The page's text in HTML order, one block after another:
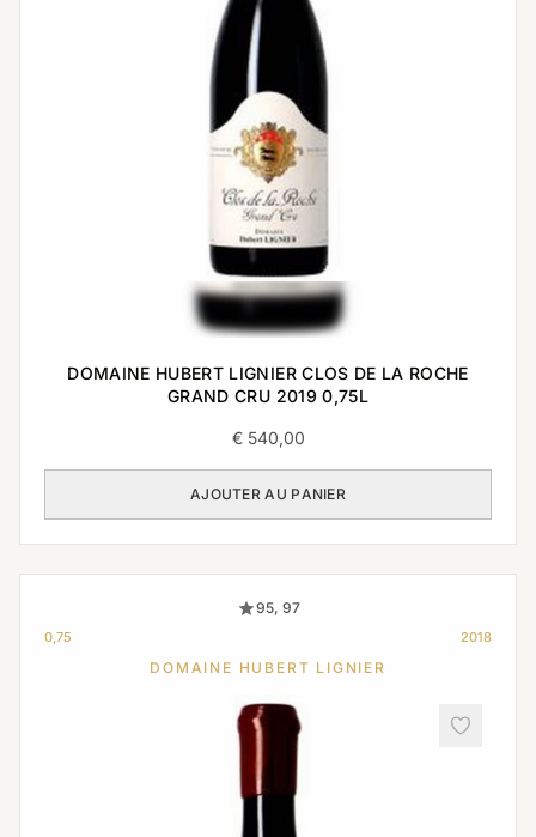
DOMAINE HUBERT LIGNIER CLOS DE LA ROCHE
GRAND CRU 2019 0,75L
€540,00
AJOUTER AU PANIER
95, 97
0,75 2018
DOMAINE HUBERT LIGNIER